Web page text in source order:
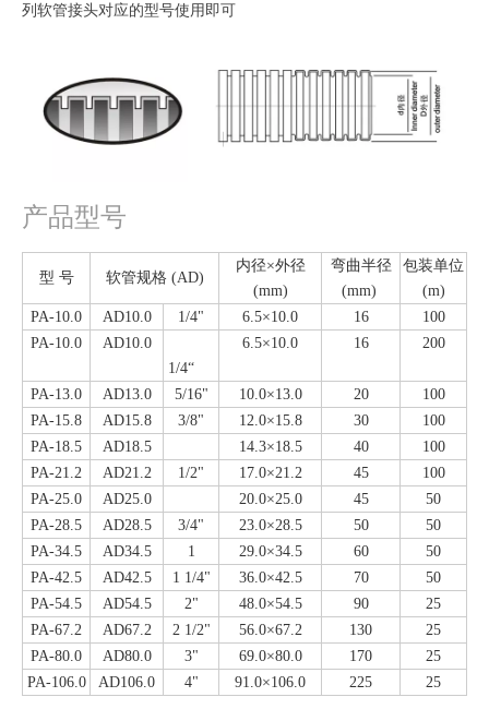
列软管接头对应的型号使用即可
产品型号
型 号 软管规格 (AD)
内径×外径
(mm)
弯曲半径
(mm)
包装单位
(m)
PA-10.0
AD10.0 1/4" 6.5×10.0 16
100
PA-10.0
AD10.0
1/4“
6.5×10.0 16 200
PA-13.0 AD13.0 5/16" 10.0×13.0 20
100
PA-15.8
AD15.8 3/8" 12.0×15.8 30
100
PA-18.5
AD18.5 14.3×18.5 40
100
PA-21.2
AD21.2 1/2" 17.0×21.2 45
100
PA-25.0
AD25.0 20.0×25.0 45
50
PA-28.5
AD28.5 3/4" 23.0×28.5 50
50
PA-34.5
AD34.5 1 29.0×34.5 60
50
PA-42.5
AD42.5 1 1/4" 36.0×42.5 70
50
PA-54.5
AD54.5 2" 48.0×54.5 90
25
PA-67.2
AD67.2 2 1/2" 56.0×67.2 130
25
PA-80.0
AD80.0 3" 69.0×80.0 170
25
PA-106.0
AD106.0 4" 91.0×106.0 225 25